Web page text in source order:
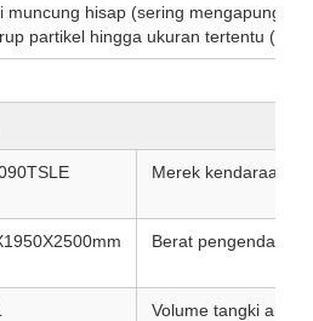
muncung hisap (sering mengapung
partikel hingga ukuran tertentu
Merek kendaraan
Berat pengendali
Volume tangki air